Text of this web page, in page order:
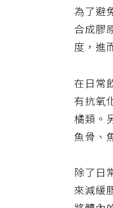
為了避
合成膠
度，進
在日常
有抗氧
橘類。
魚骨、
除了日
來減緩